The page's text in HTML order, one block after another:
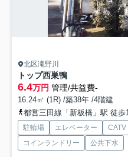
北区滝野川
トップ西巣鴨
6.4万円 管理/共益費-
16.24㎡ (1R) /築38年 /4階建
都営三田線「新板橋」駅 徒歩
駐輪場 エレベーター CATV
コインランドリー
公共下水